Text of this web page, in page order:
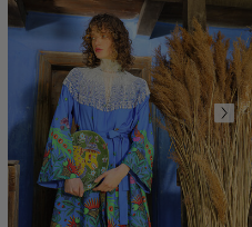
Романтичний